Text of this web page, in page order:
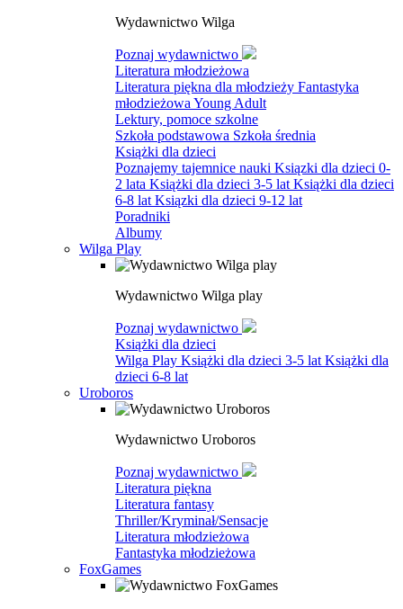
Wydawnictwo Wilga
Poznaj wydawnictwo
Literatura młodzieżowa
Literatura piękna dla młodzieży Fantastyka
młodzieżowa Young Adult
Lektury, pomoce szkolne
Szkoła podstawowa Szkoła średnia
Książki dla dzieci
Poznajemy tajemnice nauki Ksiązki dla dzieci 0-
2 lata Książki dla dzieci 3-5 lat Książki dla dzieci
6-8 lat Ksiązki dla dzieci 9-12 lat
Poradniki
Albumy
Wilga Play
Wydawnictwo Wilga play
Poznaj wydawnictwo
Książki dla dzieci
Wilga Play Książki dla dzieci 3-5 lat Książki dla
dzieci 6-8 lat
Uroboros
Wydawnictwo Uroboros
Poznaj wydawnictwo
Literatura piękna
Literatura fantasy
Thriller/Kryminał/Sensacje
Literatura młodzieżowa
Fantastyka młodzieżowa
FoxGames